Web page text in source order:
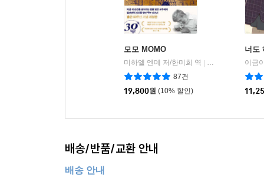
모모 MOMO
미하엘 엔데 저/한미희 역
비룡소
87건
19,800원 (10% 할인)
너도
이금
배송/반품/교환 안내
배송 안내